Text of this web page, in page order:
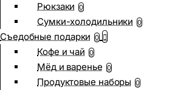
Рюкзаки 0
Сумки-холодильники 0
Съедобные подарки 0
Кофе и чай 0
Мёд и варенье 0
Продуктовые наборы 0